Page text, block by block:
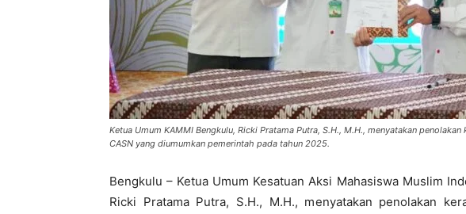
Ketua Umum KAMMI Bengkulu, Ricki Pratama Putra, S.H., M.H., menyatakan
CASN yang diumumkan pemerintah pada tahun 2025.
Bengkulu – Ketua Umum Kesatuan Aksi Mahasiswa Muslim
Ricki Pratama Putra, S.H., M.H., menyatakan penolakan